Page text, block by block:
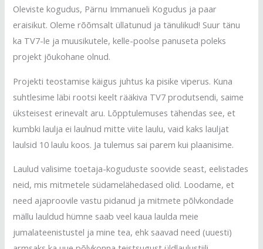
Oleviste kogudus, Pärnu Immanueli Kogudus ja paar
eraisikut. Oleme rõõmsalt üllatunud ja tänulikud! Suur tänu
ka TV7-le ja muusikutele, kelle-poolse panuseta poleks
projekt jõukohane olnud.
Projekti teostamise käigus juhtus ka pisike viperus. Kuna
suhtlesime läbi rootsi keelt rääkiva TV7 produtsendi, saime
üksteisest erinevalt aru. Lõpptulemuses tähendas see, et
kumbki laulja ei laulnud mitte viite laulu, vaid kaks lauljat
laulsid 10 laulu koos. Ja tulemus sai parem kui plaanisime.
Laulud valisime toetaja-koguduste soovide seast, eelistades
neid, mis mitmetele südamelähedased olid. Loodame, et
need ajaproovile vastu pidanud ja mitmete põlvkondade
mällu lauldud hümne saab veel kaua laulda meie
jumalateenistustel ja mine tea, ehk saavad need (uuesti)